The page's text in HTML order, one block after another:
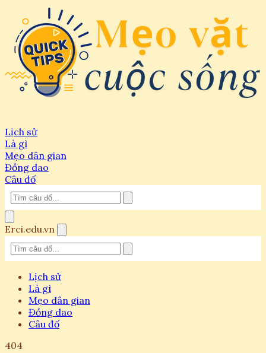
Lịch sử
Là gì
Mẹo dân gian
Đồng dao
Câu đố
Erci.edu.vn
Lịch sử
Là gì
Mẹo dân gian
Đồng dao
Câu đố
404